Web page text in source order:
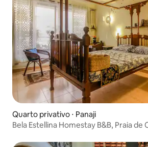
Quarto privativo ⋅ Panaji
Bela Estellina Homestay B&B, Praia de